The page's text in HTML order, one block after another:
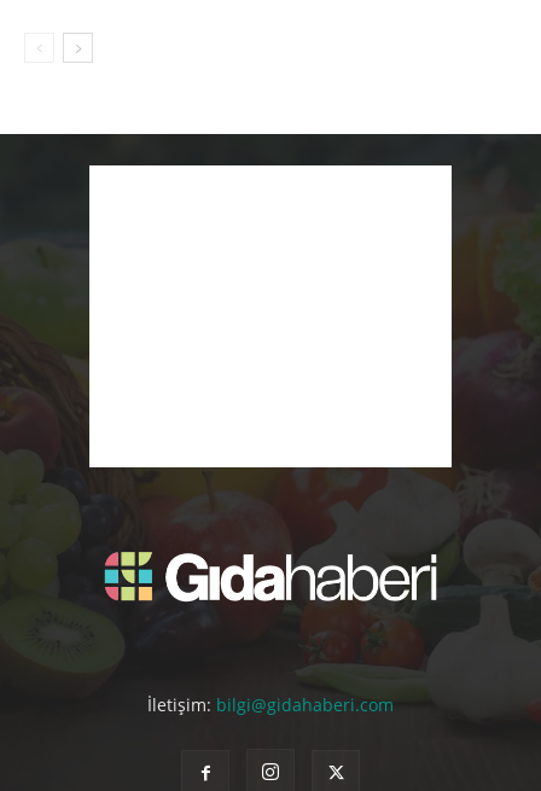
İletişim: bilgi@gidahaberi.com